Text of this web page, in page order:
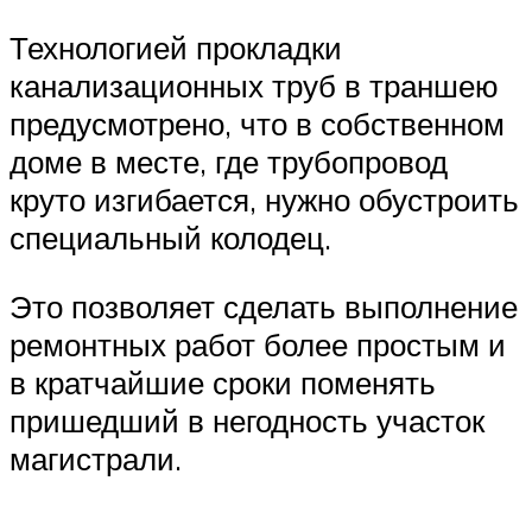
Технологией прокладки
канализационных труб в траншею
предусмотрено, что в собственном
доме в месте, где трубопровод
круто изгибается, нужно обустроить
специальный колодец.
Это позволяет сделать выполнение
ремонтных работ более простым и
в кратчайшие сроки поменять
пришедший в негодность участок
магистрали.